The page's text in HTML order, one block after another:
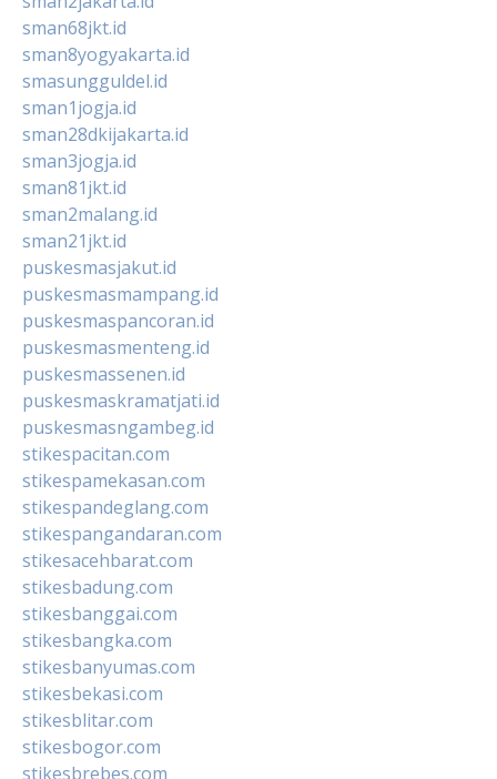
sman68jkt.id
sman8yogyakarta.id
smasungguldel.id
sman1jogja.id
sman28dkijakarta.id
sman3jogja.id
sman81jkt.id
sman2malang.id
sman21jkt.id
puskesmasjakut.id
puskesmasmampang.id
puskesmaspancoran.id
puskesmasmenteng.id
puskesmassenen.id
puskesmaskramatjati.id
puskesmasngambeg.id
stikespacitan.com
stikespamekasan.com
stikespandeglang.com
stikespangandaran.com
stikesacehbarat.com
stikesbadung.com
stikesbanggai.com
stikesbangka.com
stikesbanyumas.com
stikesbekasi.com
stikesblitar.com
stikesbogor.com
stikesbrebes.com